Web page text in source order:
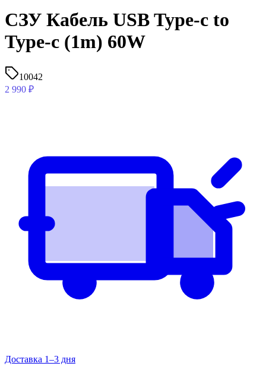
СЗУ Кабель USB Type-c to
Type-c (1m) 60W
10042
2 990 ₽
Доставка 1–3 дня